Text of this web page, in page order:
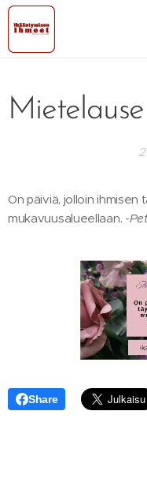
On päiviä, jolloin
mukavuusalueellaan. -
Share